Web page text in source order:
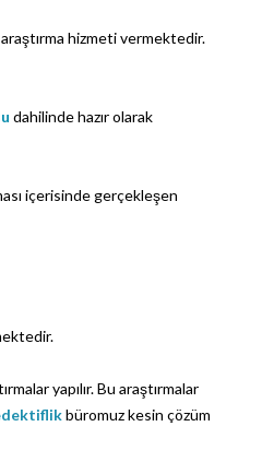
hizmeti vermektedir.
dahilinde hazır olarak
içerisinde gerçekleşen
yapılır. Bu araştırmalar
büromuz kesin çözüm